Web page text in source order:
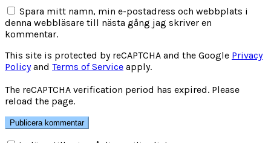
Spara mitt namn, min e-postadress och webbplats i
denna webbläsare till nästa gång jag skriver en
kommentar.
This site is protected by reCAPTCHA and the Google Privacy
Policyand Terms of Service apply.
The reCAPTCHA verification period has expired. Please
reload the page.